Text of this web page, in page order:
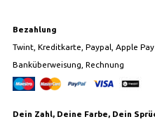
Bezahlung
Twint, Kreditkarte, Paypal, Apple Pay
Banküberweisung, Rechnung
Dein Zahl, Deine Farbe, Dein